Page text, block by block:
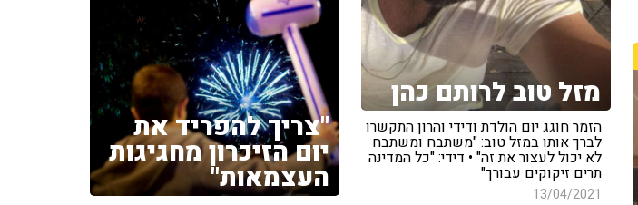
מזל טוב לרותם כהן
הזמר חוגג יום הולדת ודידי והרון התקשרו
לברך אותו במזל טוב: "משתבח ומשתבח
לא יכול לעצור את זה" • דידי: "כל המדינה
תרים זיקוקים עבורך"
13/04/2021
"צריך להפריד את
יום הזיכרון מחגיגות
העצמאות"